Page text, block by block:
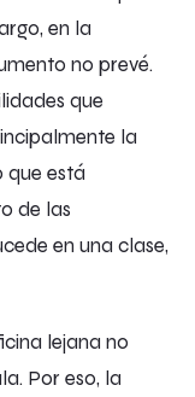
en la
no prevé.
que
la
que está
de las
en una clase,
lejana no
Por eso, la